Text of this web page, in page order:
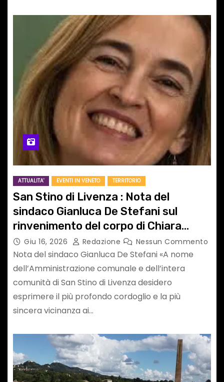
ATTUALITA' EVENTI IN VENETO TERRITORIO
San Stino di Livenza : Nota del
sindaco Gianluca De Stefani sul
rinvenimento del corpo di Chiara
Guerra
Giu 16, 2026 Redazione Nessun Commento
Nota del sindaco Gianluca De Stefani «A nome
dell’Amministrazione comunale e dell’intera
comunità di San Stino di Livenza desidero
esprimere il più profondo cordoglio e la più
sincera vicinanza ai…